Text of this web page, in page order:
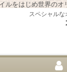
をはじめ世界の
スペシャル